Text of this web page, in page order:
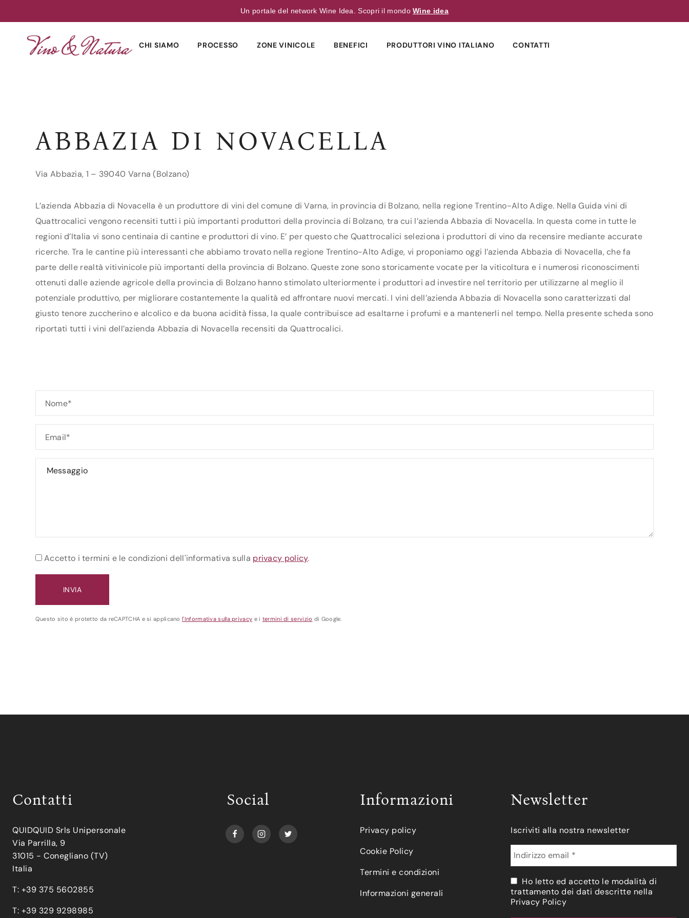
Un portale del network Wine Idea. Scopri il mondoWine idea
CHI SIAMO PROCESSO ZONE VINICOLE BENEFICI PRODUTTORI VINO ITALIANO CONTATTI
ABBAZIA DI NOVACELLA
Via Abbazia, 1 – 39040 Varna (Bolzano)
L’azienda Abbazia di Novacella è un produttore di vini del comune di Varna, in provincia di Bolzano, nella regione Trentino-Alto Adige. Nella Guida vini di
Quattrocalici vengono recensiti tutti i più importanti produttori della provincia di Bolzano, tra cui l’azienda Abbazia di Novacella. In questa come in tutte le
regioni d’Italia vi sono centinaia di cantine e produttori di vino. E’ per questo che Quattrocalici seleziona i produttori di vino da recensire mediante accurate
ricerche. Tra le cantine più interessanti che abbiamo trovato nella regione Trentino-Alto Adige, vi proponiamo oggi l’azienda Abbazia di Novacella, che fa
parte delle realtà vitivinicole più importanti della provincia di Bolzano. Queste zone sono storicamente vocate per la viticoltura e i numerosi riconoscimenti
ottenuti dalle aziende agricole della provincia di Bolzano hanno stimolato ulteriormente i produttori ad investire nel territorio per utilizzarne al meglio il
potenziale produttivo, per migliorare costantemente la qualità ed affrontare nuovi mercati. I vini dell’azienda Abbazia di Novacella sono caratterizzati dal
giusto tenore zuccherino e alcolico e da buona acidità fissa, la quale contribuisce ad esaltarne i profumi e a mantenerli nel tempo. Nella presente scheda sono
riportati tutti i vini dell’azienda Abbazia di Novacella recensiti da Quattrocalici.
Accetto i termini e le condizioni dell'informativa sulla privacy policy.
Questo sito è protetto da reCAPTCHA e si applicanol'Informativa sulla privacy e i termini di servizio di Google.
Contatti
QUIDQUID Srls Unipersonale
Via Parrilla, 9
31015 - Conegliano (TV)
Italia
T: +39 375 5602855
T: +39 329 9298985
Social Informazioni
Privacy policy
Cookie Policy
Termini e condizioni
Informazioni generali
Newsletter
Iscriviti alla nostra newsletter
Ho letto ed accetto le modalità di
trattamento dei dati descritte nella
Privacy Policy